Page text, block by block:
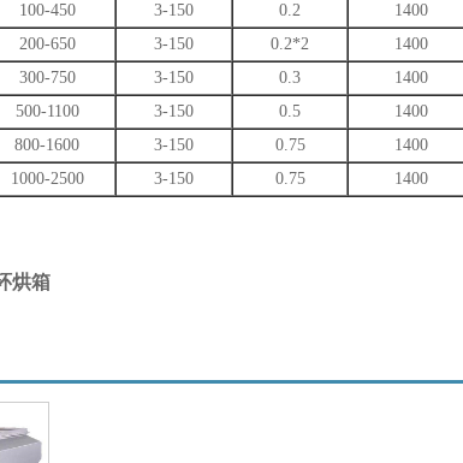
100-450 3-150 0.2 1400
200-650 3-150 0.2*2 1400
300-750 3-150 0.3 1400
500-1100 3-150 0.5 1400
800-1600 3-150 0.75 1400
1000-2500 3-150 0.75 1400
烘箱